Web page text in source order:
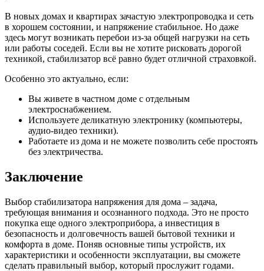
В новых домах и квартирах зачастую электропроводка и сеть
в хорошем состоянии, и напряжение стабильное. Но даже
здесь могут возникать перебои из-за общей нагрузки на сеть
или работы соседей. Если вы не хотите рисковать дорогой
техникой, стабилизатор всё равно будет отличной страховкой.
Особенно это актуально, если:
Вы живете в частном доме с отдельным
электроснабжением.
Используете деликатную электронику (компьютеры,
аудио-видео техники).
Работаете из дома и не можете позволить себе простоять
без электричества.
Заключение
Выбор стабилизатора напряжения для дома – задача,
требующая внимания и осознанного подхода. Это не просто
покупка еще одного электроприбора, а инвестиция в
безопасность и долговечность вашей бытовой техники и
комфорта в доме. Поняв основные типы устройств, их
характеристики и особенности эксплуатации, вы сможете
сделать правильный выбор, который прослужит годами.